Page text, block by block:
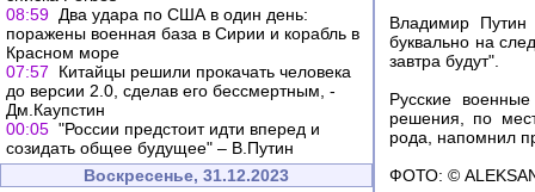
08:59 Два удара по США в один день:
поражены военная база в Сирии и корабль в
Красном море
07:57
Китайцы решили прокачать человека
до версии 2.0, сделав его бессмертным, -
Дм.Каупстин
00:05 "России предстоит идти вперед и
созидать общее будущее" – В.Путин
Воскресенье, 31.12.2023
Владимир
буквально на
завтра будут".
Русские
решения, по
рода, напомнил
ФОТО: ©